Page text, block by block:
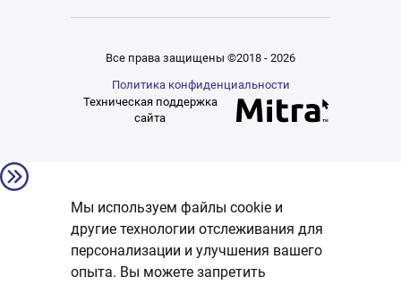
Все права защищены ©2018 - 2026
Политика конфиденциальности
Техническая поддержка
сайта
Мы используем файлы cookie и
другие технологии отслеживания для
персонализации и улучшения вашего
опыта. Вы можете запретить